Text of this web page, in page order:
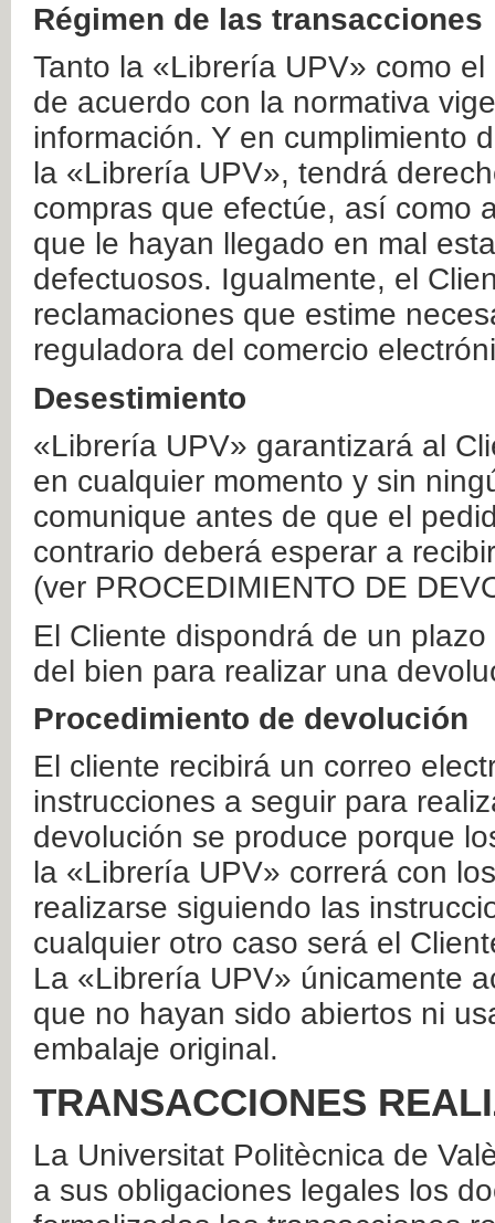
Régimen de las transacciones
Tanto la «Librería UPV» como
de acuerdo con la normativa
información. Y en cumplimiento
la «Librería UPV», tendrá
compras que efectúe, así como
que le hayan llegado en mal
defectuosos. Igualmente, el
reclamaciones que estime
reguladora del comercio
Desestimiento
«Librería UPV» garantizará al
en cualquier momento y sin
comunique antes de que el
contrario deberá esperar a
(ver PROCEDIMIENTO DE
El Cliente dispondrá de un
del bien para realizar una
Procedimiento de devolución
El cliente recibirá un correo
instrucciones a seguir para
devolución se produce porque
la «Librería UPV» correrá con
realizarse siguiendo las
cualquier otro caso será el
La «Librería UPV» únicamente
que no hayan sido abiertos ni
embalaje original.
TRANSACCIONES
La Universitat Politècnica de
a sus obligaciones legales los